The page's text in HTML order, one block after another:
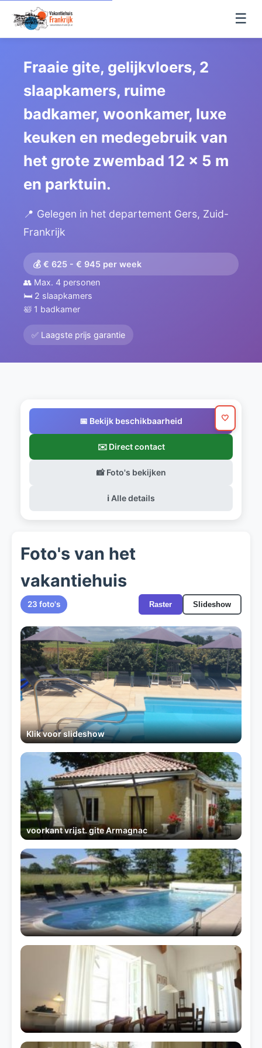
☰
Fraaie gite, gelijkvloers, 2
slaapkamers, ruime
badkamer, woonkamer, luxe
keuken en medegebruik van
het grote zwembad 12 x 5 m
en parktuin.
📍 Gelegen in het departement Gers, Zuid-
Frankrijk
💰 € 625 - € 945 per week
👥 Max. 4 personen
🛏️ 2 slaapkamers
🛀 1 badkamer
✅ Laagste prijs garantie
📅 Bekijk beschikbaarheid
✉️ Direct contact
📸 Foto's bekijken
ℹ️ Alle details
🤍
Foto's van het
vakantiehuis
23 foto's Raster Slideshow
Klik voor slideshow
voorkant vrijst. gite Armagnac